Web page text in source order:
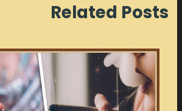
Related Posts